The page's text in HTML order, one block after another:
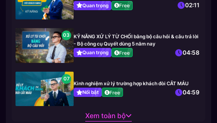
Quan trọng
Free 02:11
03
KỸ NĂNG XỬ LÝ TỪ CHỐI bằng bộ câu hỏi & câu trả lời
- Bộ công cụ Quyết dùng 5 năm nay
Quan trọng
Free 04:58
07
Kinh nghiệm xử lý trường hợp khách đòi CẮT MÁU
Nổi bật
Free 04:59
Xem toàn bộ